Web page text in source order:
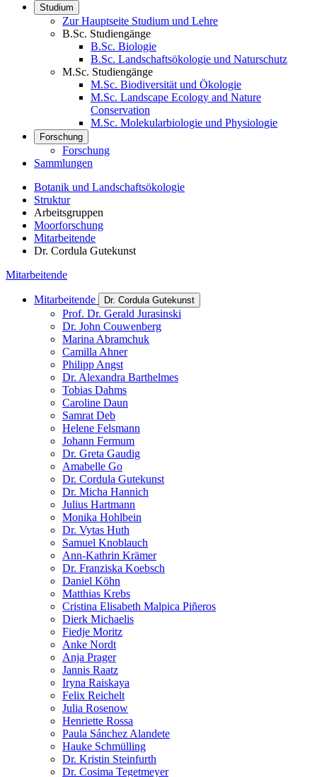
Studium
Zur Hauptseite Studium und Lehre
B.Sc. Studiengänge
B.Sc. Biologie
B.Sc. Landschaftsökologie und Naturschutz
M.Sc. Studiengänge
M.Sc. Biodiversität und Ökologie
M.Sc. Landscape Ecology and Nature
Conservation
M.Sc. Molekularbiologie und Physiologie
Forschung
Forschung
Sammlungen
Botanik und Landschaftsökologie
Struktur
Arbeitsgruppen
Moorforschung
Mitarbeitende
Dr. Cordula Gutekunst
Mitarbeitende
Mitarbeitende Dr. Cordula Gutekunst
Prof. Dr. Gerald Jurasinski
Dr. John Couwenberg
Marina Abramchuk
Camilla Ahner
Philipp Angst
Dr. Alexandra Barthelmes
Tobias Dahms
Caroline Daun
Samrat Deb
Helene Felsmann
Johann Fermum
Dr. Greta Gaudig
Amabelle Go
Dr. Cordula Gutekunst
Dr. Micha Hannich
Julius Hartmann
Monika Hohlbein
Dr. Vytas Huth
Samuel Knoblauch
Ann-Kathrin Krämer
Dr. Franziska Koebsch
Daniel Köhn
Matthias Krebs
Cristina Elisabeth Malpica Piñeros
Dierk Michaelis
Fiedje Moritz
Anke Nordt
Anja Prager
Jannis Raatz
Iryna Raiskaya
Felix Reichelt
Julia Rosenow
Henriette Rossa
Paula Sánchez Alandete
Hauke Schmülling
Dr. Kristin Steinfurth
Dr. Cosima Tegetmeyer